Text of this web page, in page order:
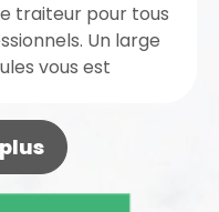
traiteur pour tous
Un large
vous est